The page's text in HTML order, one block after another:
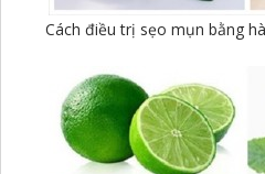
Cách điều trị sẹo mụn bằng